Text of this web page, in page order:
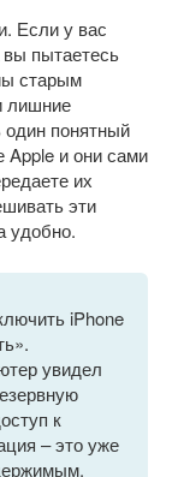
Если у вас
пытаетесь
старым
лишние
понятный
и они сами
их
эти
удобно.
iPhone
увидел
к
– это уже